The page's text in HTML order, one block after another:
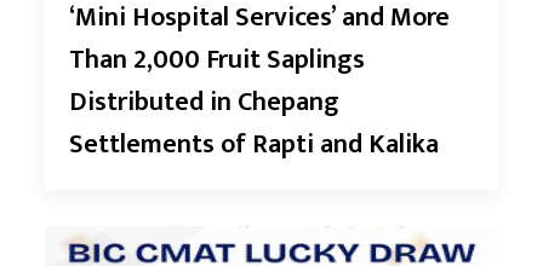
‘Mini Hospital Services’ and More
Than 2,000 Fruit Saplings
Distributed in Chepang
Settlements of Rapti and Kalika